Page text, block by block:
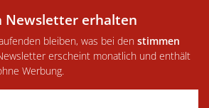
Newsletter erhalten
bleiben, was bei den stimmen
erscheint monatlich und enthält
Werbung.